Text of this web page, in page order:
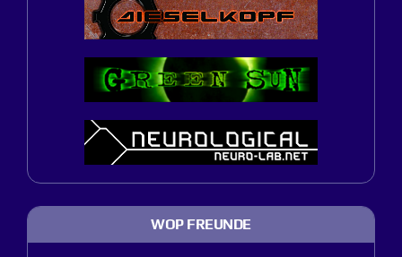
WOP FREUNDE